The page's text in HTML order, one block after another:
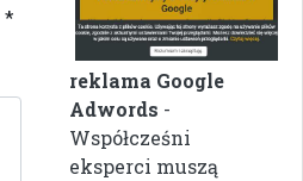
*
reklama Google
Adwords -
Współcześni
eksperci muszą